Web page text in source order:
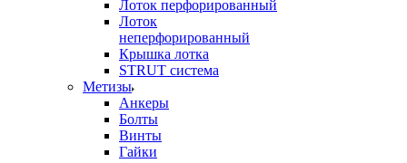
Лоток перфорированный
Лоток
неперфорированный
Крышка лотка
STRUT система
Метизы
Анкеры
Болты
Винты
Гайки